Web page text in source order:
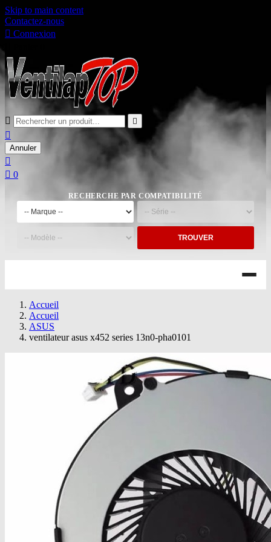
Skip to main content
Contactez-nous
 Connexion
 

Annuler

 0
RECHERCHE PAR COMPATIBILITÉ
TROUVER
Accueil
Accueil
ASUS
ventilateur asus x452 series 13n0-pha0101